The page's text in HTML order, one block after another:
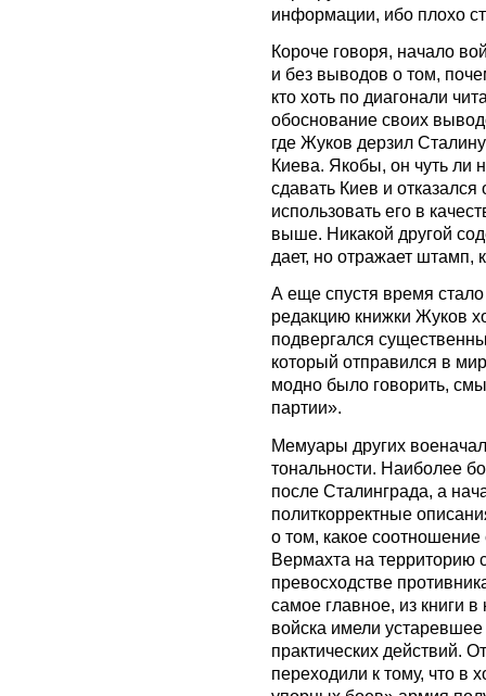
информации, ибо плохо
Короче говоря, начало
и без выводов о том,
кто хоть по диагонали
обоснование своих
где Жуков дерзил
Киева. Якобы, он чуть ли
сдавать Киев и
использовать его в
выше. Никакой другой
дает, но отражает штамп,
А еще спустя время
редакцию книжки Жуков
подвергался
который отправился в
модно было говорить,
партии».
Мемуары других
тональности. Наиболее
после Сталинграда, а
политкорректные
о том, какое
Вермахта на территорию
превосходстве
самое главное, из книги в
войска имели
практических действий.
переходили к тому, что в